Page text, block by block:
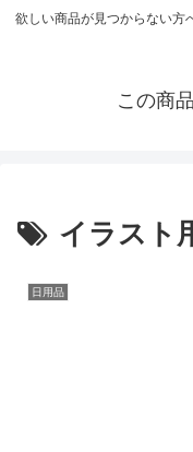
欲しい商品が見つからない方
この商
イラスト
日用品